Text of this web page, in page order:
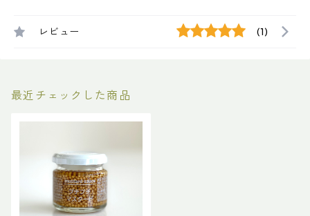
レビュー (1)
最近チェックした商品